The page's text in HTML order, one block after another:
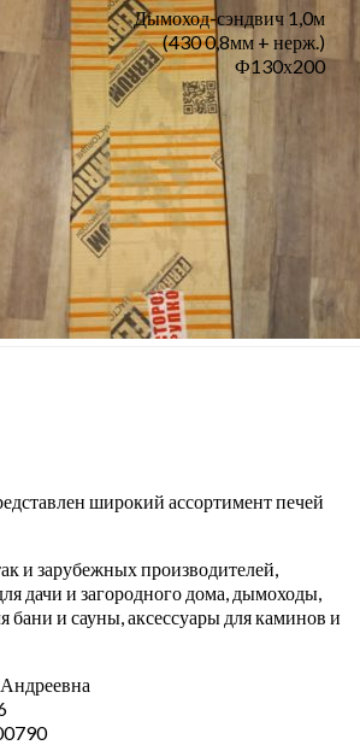
Дымоход-сэндвич 1,0м
(430 0,8мм + нерж.)
Ф130х200
широкий ассортимент печей
и зарубежных производителей,
дачи и загородного дома, дымоходы,
бани и сауны, аксессуары для каминов и